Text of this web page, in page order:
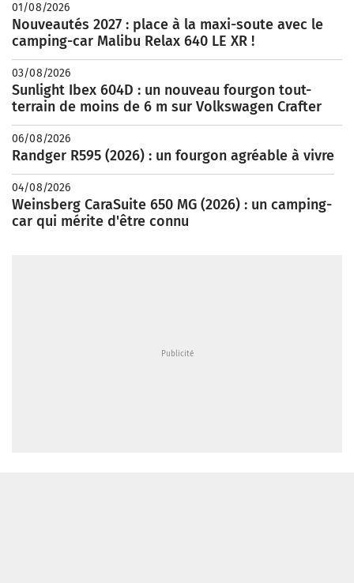
01/08/2026
Nouveautés 2027 : place à la maxi-soute avec le
camping-car Malibu Relax 640 LE XR !
03/08/2026
Sunlight Ibex 604D : un nouveau fourgon tout-
terrain de moins de 6 m sur Volkswagen Crafter
06/08/2026
Randger R595 (2026) : un fourgon agréable à vivre
04/08/2026
Weinsberg CaraSuite 650 MG (2026) : un camping-
car qui mérite d'être connu